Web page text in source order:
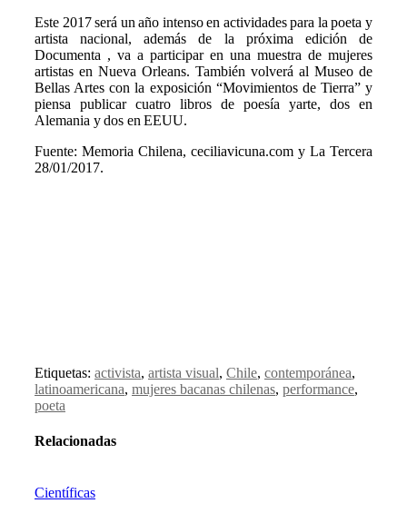
Este 2017 será un año intenso en actividades para la poeta y
artista nacional, además de la próxima edición de
Documenta , va a participar en una muestra de mujeres
artistas en Nueva Orleans. También volverá al Museo de
Bellas Artes con la exposición “Movimientos de Tierra” y
piensa publicar cuatro libros de poesía yarte, dos en
Alemania y dos en EEUU.
Fuente: Memoria Chilena, ceciliavicuna.com y La Tercera
28/01/2017.
Etiquetas: activista, artista visual, Chile, contemporánea,
latinoamericana, mujeres bacanas chilenas, performance,
poeta
Relacionadas
Científicas